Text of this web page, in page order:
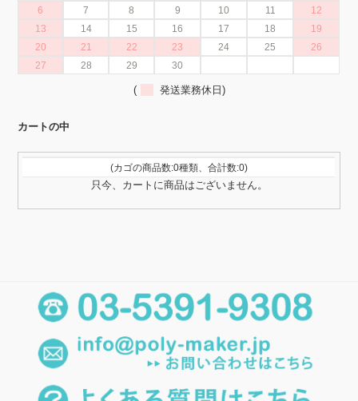
6
7 8 9 10 11
12
13
14 15 16 17 18
19
20
21 22 23 24 25
26
27
28 29 30
( 発送業務休日)
カートの中
(カゴの商品数:0種類、合計数:0)
只今、カートに商品はございません。